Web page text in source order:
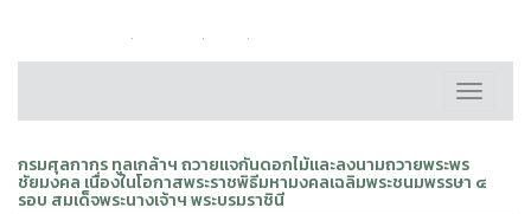
Toggle
กรมศุลกากร ทูลเกล้าฯ ถวายแจกันดอกไม้และลงนามถวายพระพร
ชัยมงคล เนื่องในโอกาสพระราชพิธีมหามงคลเฉลิมพระชนมพรรษา ๔
รอบ สมเด็จพระนางเจ้าฯ พระบรมราชินี